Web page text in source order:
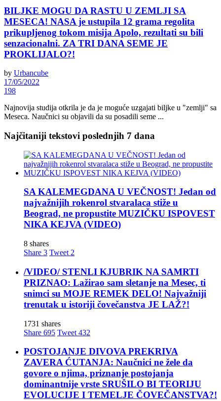
BILJKE MOGU DA RASTU U ZEMLJI SA
MESECA! NASA je ustupila 12 grama regolita
prikupljenog tokom misija Apolo, rezultati su bili
senzacionalni. ZA TRI DANA SEME JE
PROKLIJALO?!
by Urbancube
17/05/2022
198
Najnovija studija otkrila je da je moguće uzgajati biljke u "zemlji" sa
Meseca. Naučnici su objavili da su posadili seme ...
Najčitaniji tekstovi poslednjih 7 dana
SA KALEMEGDANA U VEČNOST! Jedan od
najvažnijih rokenrol stvaralaca stiže u
Beograd, ne propustite MUZIČKU ISPOVEST
NIKA KEJVA (VIDEO)
8 shares
Share 3 Tweet 2
/VIDEO/ STENLI KJUBRIK NA SAMRTI
PRIZNAO: Lažirao sam sletanje na Mesec, ti
snimci su MOJE REMEK DELO! Najvažniji
trenutak u istoriji čovečanstva JE LAŽ?!
1731 shares
Share 695 Tweet 432
POSTOJANJE DIVOVA PREKRIVA
ZAVERA ĆUTANJA: Naučnici ne žele da
govore o njima, priznanje postojanja
dominantnije vrste SRUŠILO BI TEORIJU
EVOLUCIJE I TEMELJE ČOVEČANSTVA?!